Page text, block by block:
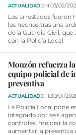
ARAGÓN
ACTUALIDADD.H. 03/02/
Los arrestados fueron
los hechos tras una
de la Guardia Civil,
con la Policía Local
Monzón refuerza
equipo policial de
preventiva
ACTUALIDADD.H. 30/01/
La Policía Local pone
integrado por seis
controles, mejorar la
aumentar la presencia